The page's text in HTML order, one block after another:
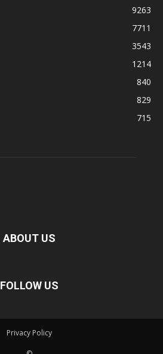
9263
7711
3543
1214
840
829
715
ABOUT US
FOLLOW US
Privacy Policy